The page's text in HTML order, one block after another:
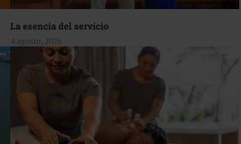
La esencia del servicio
4 agosto, 2026